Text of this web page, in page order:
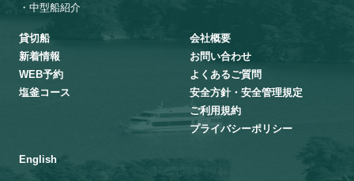
・中型船紹介
貸切船
新着情報
WEB予約
塩釜コース
会社概要
お問い合わせ
よくあるご質問
安全方針・安全管理規定
ご利用規約
プライバシーポリシー
English